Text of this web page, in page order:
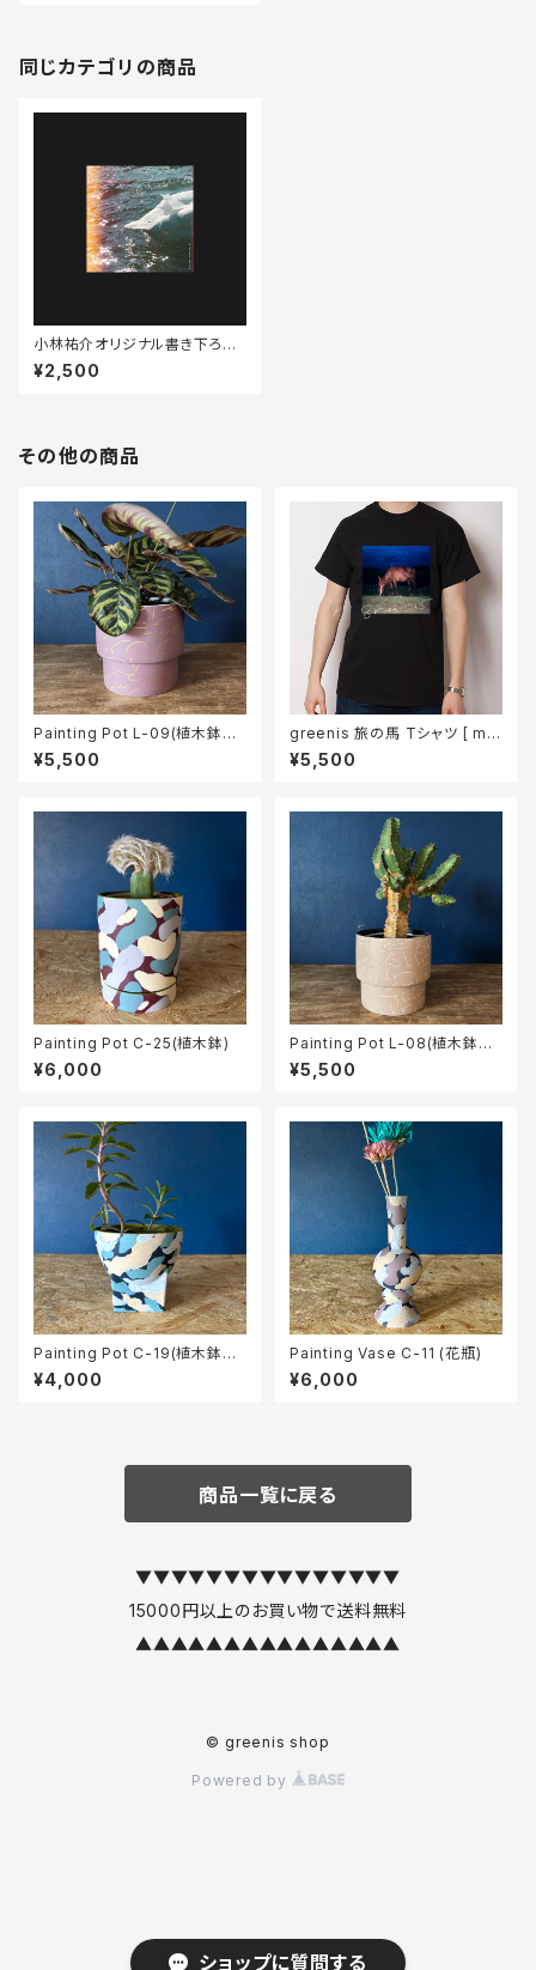
ショップに質問する
同じカテゴリの商品
小林祐介オリジナル書き下ろし
楽曲CD 「Swan Christmas」
ポストカード3枚セット付き
¥2,500
その他の商品
Painting Pot L-09(植木鉢カ
バー)
¥5,500
greenis 旅の馬 Tシャツ [ mig
night ]
¥5,500
Painting Pot C-25(植木鉢)
¥6,000
Painting Pot L-08(植木鉢カ
バー)
¥5,500
Painting Pot C-19(植木鉢カ
バー)
¥4,000
Painting Vase C-11 (花瓶)
¥6,000
商品一覧に戻る
▼▼▼▼▼▼▼▼▼▼▼▼▼▼▼
15000円以上のお買い物で送料無料
▲▲▲▲▲▲▲▲▲▲▲▲▲▲▲
© greenis shop
Powered by